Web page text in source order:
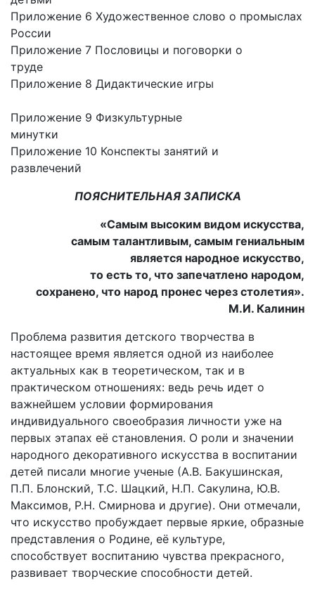
Приложение 6 Художественное слово о промыслах
России
Приложение 7 Пословицы и поговорки о
труде
Приложение 8 Дидактические игры
Приложение 9 Физкультурные
минутки
Приложение 10 Конспекты занятий и
развлечений
ПОЯСНИТЕЛЬНАЯ ЗАПИСКА
«Самым высоким видом искусства,
самым талантливым, самым гениальным
является народное искусство,
то есть то, что запечатлено народом,
сохранено, что народ пронес через столетия».
М.И. Калинин
Проблема развития детского творчества в
настоящее время является одной из наиболее
актуальных как в теоретическом, так и в
практическом отношениях: ведь речь идет о
важнейшем условии формирования
индивидуального своеобразия личности уже на
первых этапах её становления. О роли и значении
народного декоративного искусства в воспитании
детей писали многие ученые (А.В. Бакушинская,
П.П. Блонский, Т.С. Шацкий, Н.П. Сакулина, Ю.В.
Максимов, Р.Н. Смирнова и другие). Они отмечали,
что искусство пробуждает первые яркие, образные
представления о Родине, её культуре,
способствует воспитанию чувства прекрасного,
развивает творческие способности детей.